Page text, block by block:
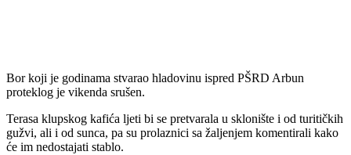
Bor koji je godinama stvarao hladovinu ispred PŠRD Arbun
proteklog je vikenda srušen.
Terasa klupskog kafića ljeti bi se pretvarala u sklonište i od turitičkih
gužvi, ali i od sunca, pa su prolaznici sa žaljenjem komentirali kako
će im nedostajati stablo.